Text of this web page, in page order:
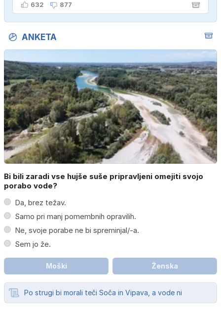
632 877
ANKETA
Bi bili zaradi vse hujše suše pripravljeni omejiti svojo
porabo vode?
Da, brez težav.
Samo pri manj pomembnih opravilih.
Ne, svoje porabe ne bi spreminjal/-a.
Sem jo že.
Moški Ženska
Po strugi bi morali teči Soča in Vipava, a vode ni